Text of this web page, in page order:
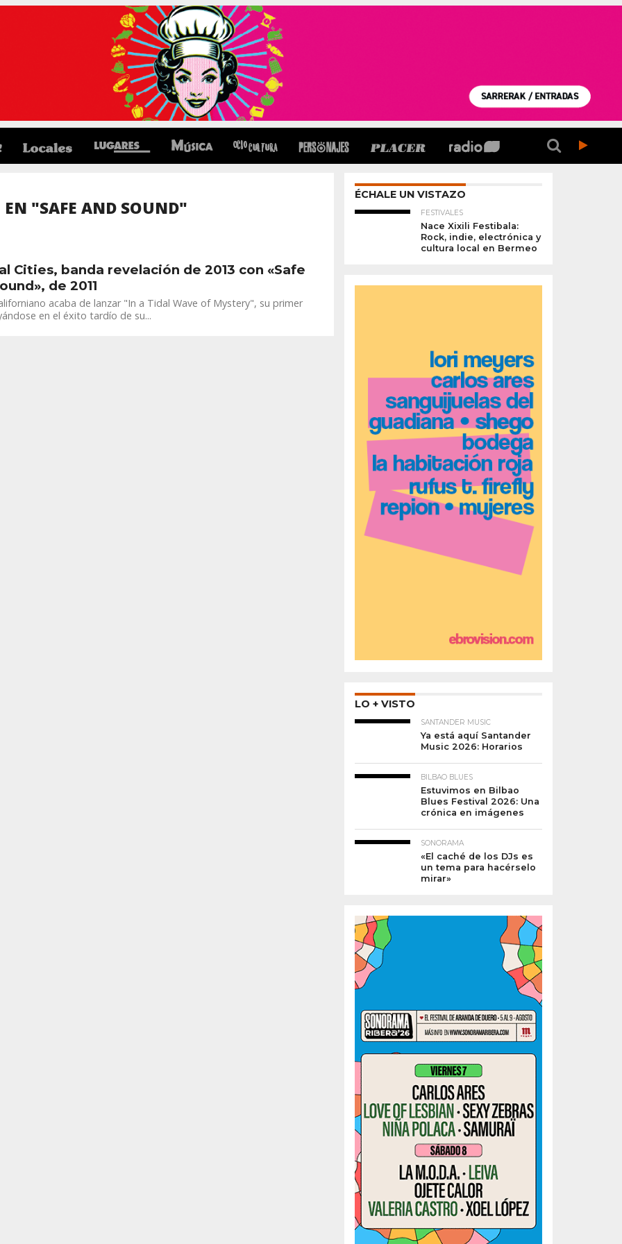
"SAFE AND SOUND"
Cities, banda revelación de 2013 con «Safe
de 2011
acaba de lanzar "In a Tidal Wave of Mystery", su primer
en el éxito tardío de su...
ÉCHALE UN VISTAZO
FESTIVALES
Nace Xixili Festibala:
Rock, indie, electrónica y
cultura local en Bermeo
LO + VISTO
SANTANDER MUSIC
Ya está aquí Santander
Music 2026: Horarios
BILBAO BLUES
Estuvimos en Bilbao
Blues Festival 2026: Una
crónica en imágenes
SONORAMA
«El caché de los DJs es
un tema para hacérselo
mirar»